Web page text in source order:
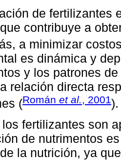
de fertilizantes
contribuye a
a minimizar
es dinámica y
y los patrones
relación directa
(Román et al., 2001).
fertilizantes son
de nutrimentos
la nutrición, ya